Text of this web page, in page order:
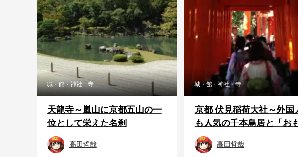
城・館・神社・寺
天龍寺～嵐山に京都五山の一
位として栄えた名刹
高田哲哉
城・館・神社・寺
京都 伏見稲荷大社～外国
も人気の千本鳥居と「お
高田哲哉